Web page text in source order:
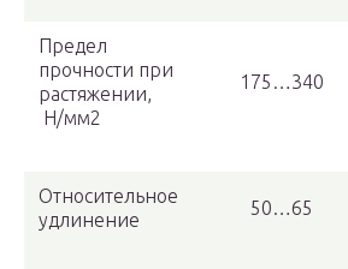
Предел
прочности при
растяжении,
Н/мм2
175…340
Относительное
удлинение
50…65